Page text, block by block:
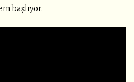
başlıyor.